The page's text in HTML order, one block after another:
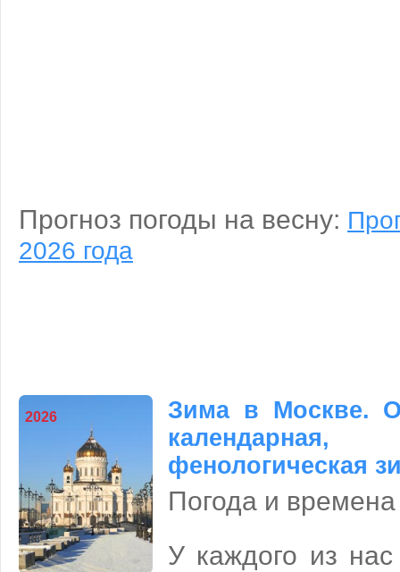
Прогноз погоды на весну:
2026 года
2026
Зима в Москве.
календарная,
фенологическая
Погода и времена
У каждого из